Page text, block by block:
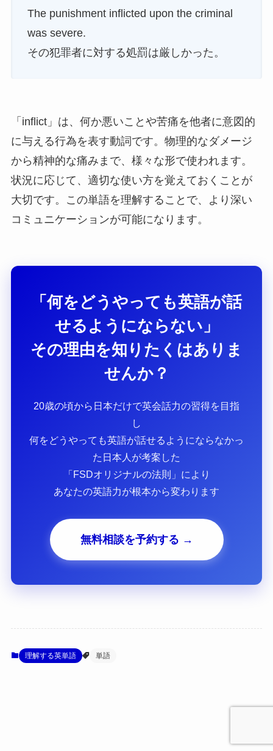
The punishment inflicted upon the criminal
was severe.
その犯罪者に対する処罰は厳しかった。
「inflict」は、何か悪いことや苦痛を他者に意図的
に与える行為を表す動詞です。物理的なダメージ
から精神的な痛みまで、様々な形で使われます。
状況に応じて、適切な使い方を覚えておくことが
大切です。この単語を理解することで、より深い
コミュニケーションが可能になります。
「何をどうやっても英語が話
せるようにならない」
その理由を知りたくはありま
せんか？
20歳の頃から日本だけで英会話力の習得を目指
し
何をどうやっても英語が話せるようにならなかっ
た日本人が考案した
「FSDオリジナルの法則」により
あなたの英語力が根本から変わります
無料相談を予約する →
理解する英単語 単語